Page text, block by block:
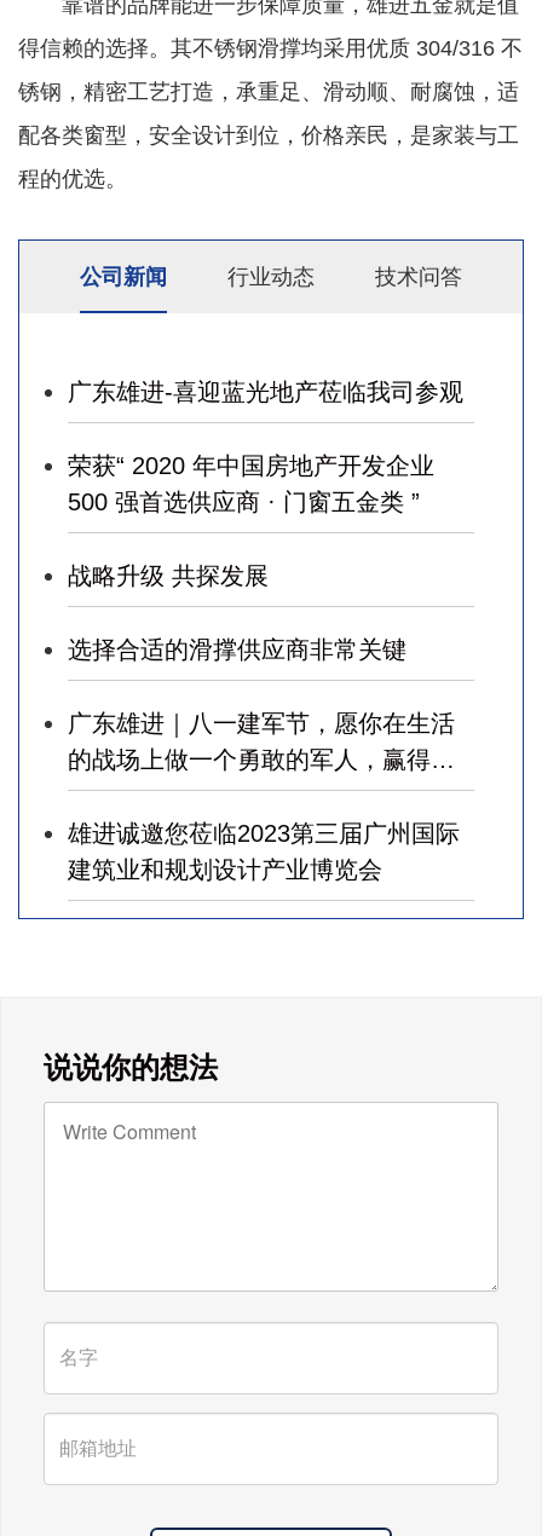
靠谱的品牌能进一步保障质量，雄进五金就是值
得信赖的选择。其不锈钢滑撑均采用优质 304/316 不
锈钢，精密工艺打造，承重足、滑动顺、耐腐蚀，适
配各类窗型，安全设计到位，价格亲民，是家装与工
程的优选。
公司新闻 行业动态 技术问答
广东雄进-喜迎蓝光地产莅临我司参观
荣获“ 2020 年中国房地产开发企业
500 强首选供应商 · 门窗五金类 ”
战略升级 共探发展
选择合适的滑撑供应商非常关键
广东雄进｜八一建军节，愿你在生活
的战场上做一个勇敢的军人，赢得幸
福！
雄进诚邀您莅临2023第三届广州国际
建筑业和规划设计产业博览会
广东雄进｜教师节到了，祝节日健康
快乐!天下老师们身体健康!
说说你的想法